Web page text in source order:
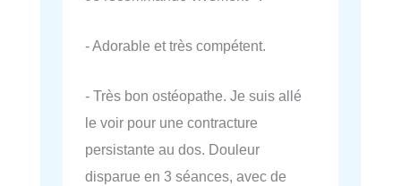
- Adorable et très compétent.
- Très bon ostéopathe. Je suis allé
le voir pour une contracture
persistante au dos. Douleur
disparue en 3 séances, avec de